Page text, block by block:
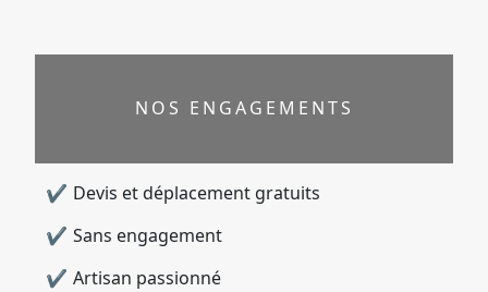
NOS ENGAGEMENTS
Devis et déplacement gratuits
Sans engagement
Artisan passionné